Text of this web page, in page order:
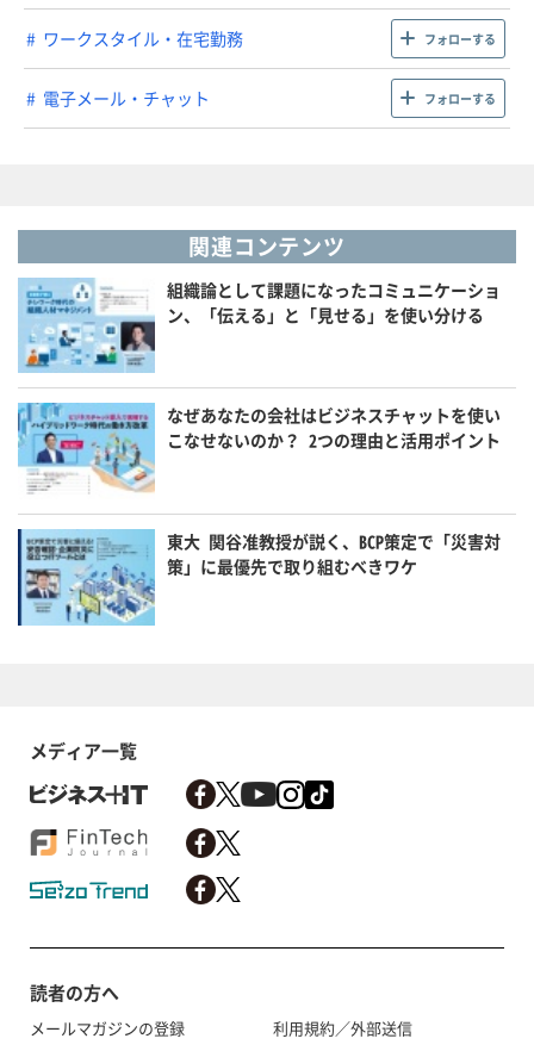
ワークスタイル・在宅勤務 フォローする
電子メール・チャット フォローする
関連コンテンツ
組織論として課題になったコミュニケーショ
ン、「伝える」と「見せる」を使い分ける
なぜあなたの会社はビジネスチャットを使い
こなせないのか？ 2つの理由と活用ポイント
東大 関谷准教授が説く、BCP策定で「災害対
策」に最優先で取り組むべきワケ
メディア一覧
読者の方へ
メールマガジンの登録
利用規約／外部送信